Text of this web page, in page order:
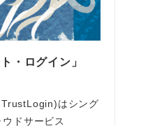
・ログイン」
はシング
ドサービス